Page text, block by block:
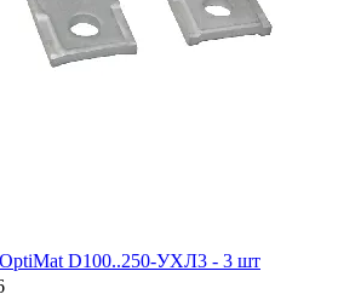
D100..250-УХЛ3 - 3 шт